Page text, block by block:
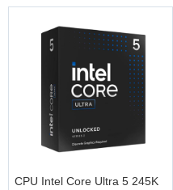
CPU Intel Core Ultra 5 245K